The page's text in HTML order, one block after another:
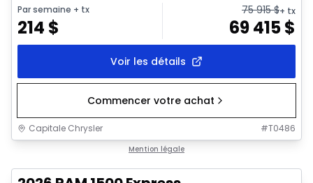
Par semaine + tx
214 $
75 915$+ tx
69 415$
Voir les détails
Commencer votre achat
Capitale Chrysler #T0486
Mention légale